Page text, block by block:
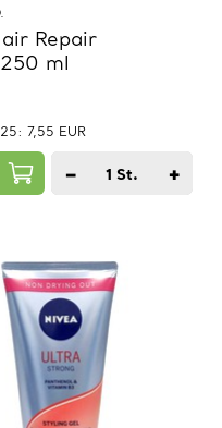
Repair
ml
7,55 EUR
− 1 St. +